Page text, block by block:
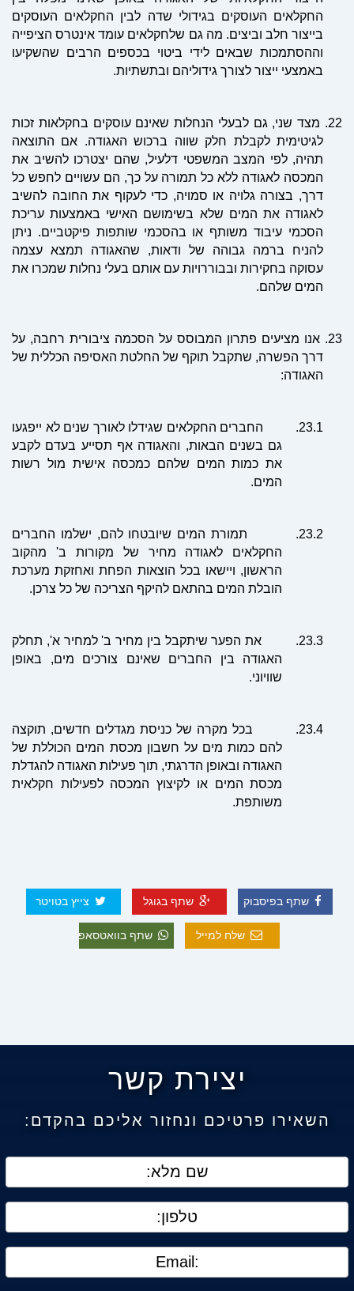
החקלאים העוסקים בגידולי שדה לבין החקלאים העוסקים
בייצור חלב וביצים. מה גם שלחקלאים עומד אינטרס הציפייה
וההסתמכות שבאים לידי ביטוי בכספים הרבים שהשקיעו
באמצעי ייצור לצורך גידוליהם ובתשתיות.
22.
מצד שני, גם לבעלי הנחלות שאינם עוסקים בחקלאות זכות
לגיטימית לקבלת חלק שווה ברכוש האגודה. אם התוצאה
תהיה, לפי המצב המשפטי דלעיל, שהם יצטרכו להשיב את
המכסה לאגודה ללא כל תמורה על כך, הם עשויים לחפש כל
דרך, בצורה גלויה או סמויה, כדי לעקוף את החובה להשיב
לאגודה את המים שלא בשימושם האישי באמצעות עריכת
הסכמי עיבוד משותף או בהסכמי שותפות פיקטביים. ניתן
להניח ברמה גבוהה של ודאות, שהאגודה תמצא עצמה
עסוקה בחקירות ובבוררויות עם אותם בעלי נחלות שמכרו את
המים שלהם.
23.
אנו מציעים פתרון המבוסס על הסכמה ציבורית רחבה, על
דרך הפשרה, שתקבל תוקף של החלטת האסיפה הכללית של
האגודה:
23.1.
החברים החקלאים שגידלו לאורך שנים לא ייפגעו
גם בשנים הבאות, והאגודה אף תסייע בעדם לקבע
את כמות המים שלהם כמכסה אישית מול רשות
המים.
23.2.
תמורת המים שיובטחו להם, ישלמו החברים
החקלאים לאגודה מחיר של מקורות ב' מהקוב
הראשון, ויישאו בכל הוצאות הפחת ואחזקת מערכת
הובלת המים בהתאם להיקף הצריכה של כל צרכן.
23.3.
את הפער שיתקבל בין מחיר ב' למחיר א', תחלק
האגודה בין החברים שאינם צורכים מים, באופן
שוויוני.
23.4.
בכל מקרה של כניסת מגדלים חדשים, תוקצה
להם כמות מים על חשבון מכסת המים הכוללת של
האגודה ובאופן הדרגתי, תוך פעילות האגודה להגדלת
מכסת המים או לקיצוץ המכסה לפעילות חקלאית
משותפת.
שתף בפיסבוק שתף בגוגל צייץ בטויטר
שלח למייל שתף בוואטסאפ
יצירת קשר
השאירו פרטיכם ונחזור אליכם בהקדם: